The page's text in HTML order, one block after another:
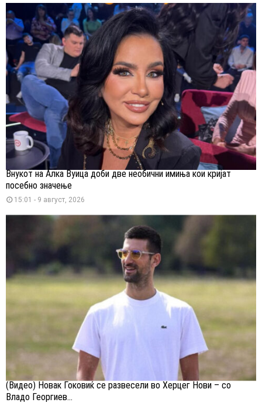
Внукот на Алка Вуица доби две необични имиња кои кријат
посебно значење
15:01 - 9 август, 2026
(Видео) Новак Ѓоковиќ се развесели во Херцег Нови – со
Владо Георгиев...